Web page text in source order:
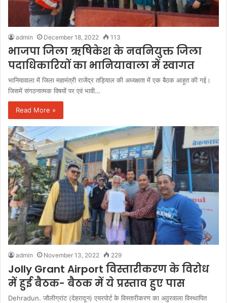
admin December 18, 2022 113
भाजपा जिला ऋषिकेश के नवनियुक्त जिला
पदाधिकारियों का भानियावाला में स्वागत
भानियावाला में जिला महामंत्री राजेंद्र तड़ियाल की अध्यक्षता में एक बैठक आहूत की गई।
जिसमें संगठनात्मक विषयों पर एवं भावी…
Read More »
admin November 13, 2022 229
Jolly Grant Airport विस्तारीकरण के विरोध
में हुई बैठक- बैठक में ये प्रस्ताव हुए पास
Dehradun. जौलीग्रांट (देहरादून) एयरपोर्ट के विस्तारीकरण का अठुरवाला विस्थापित